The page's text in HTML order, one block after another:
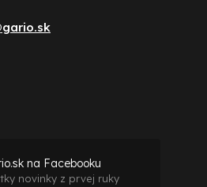
gario.sk
na Facebooku
novinky z prvej ruky